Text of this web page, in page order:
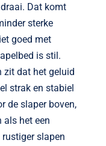
Dat komt
sterke
goed met
is stil.
zit dat het geluid
strak en stabiel
de slaper boven,
als het een
slapen